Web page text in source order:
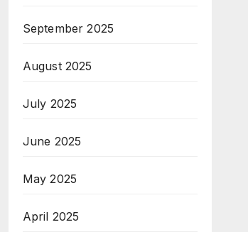
September 2025
August 2025
July 2025
June 2025
May 2025
April 2025